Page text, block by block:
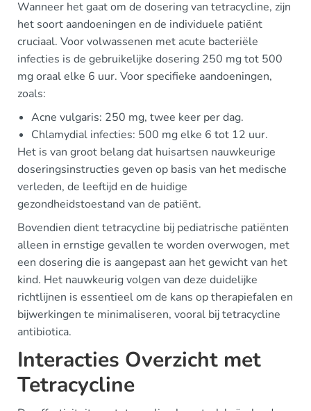
Wanneer het gaat om de dosering van tetracycline, zijn
het soort aandoeningen en de individuele patiënt
cruciaal. Voor volwassenen met acute bacteriële
infecties is de gebruikelijke dosering 250 mg tot 500
mg oraal elke 6 uur. Voor specifieke aandoeningen,
zoals:
Acne vulgaris: 250 mg, twee keer per dag.
Chlamydial infecties: 500 mg elke 6 tot 12 uur.
Het is van groot belang dat huisartsen nauwkeurige
doseringsinstructies geven op basis van het medische
verleden, de leeftijd en de huidige
gezondheidstoestand van de patiënt.
Bovendien dient tetracycline bij pediatrische patiënten
alleen in ernstige gevallen te worden overwogen, met
een dosering die is aangepast aan het gewicht van het
kind. Het nauwkeurig volgen van deze duidelijke
richtlijnen is essentieel om de kans op therapiefalen en
bijwerkingen te minimaliseren, vooral bij tetracycline
antibiotica.
Interacties Overzicht met
Tetracycline